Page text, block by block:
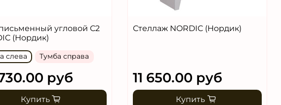
угловой С2
(Нордик)
слева Тумба справа
руб
Купить
Стеллаж NORDIC (Нордик)
11 650.00 руб
Купить